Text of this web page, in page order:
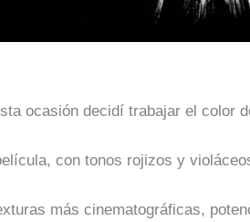
ocasión decidí trabajar el color
con tonos rojizos y
más cinematográficas,